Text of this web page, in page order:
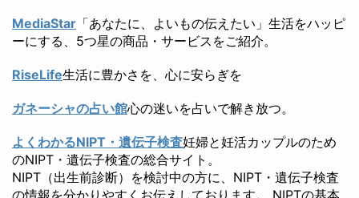
MediaStar 「あなたに、よいもの伝えたい」生活をハッピ
ーにする、5つ星の商品・サービスをご紹介。
RiseLife生活に豊かさを、心に安らぎを
ガネーシャの占い館心の迷いを占いで解き放つ。
よくわかるNIPT・遺伝子検査妊婦と妊活カップルのため
のNIPT・遺伝子検査の総合サイト。
NIPT（出生前診断）を検討中の方に、NIPT・遺伝子検査